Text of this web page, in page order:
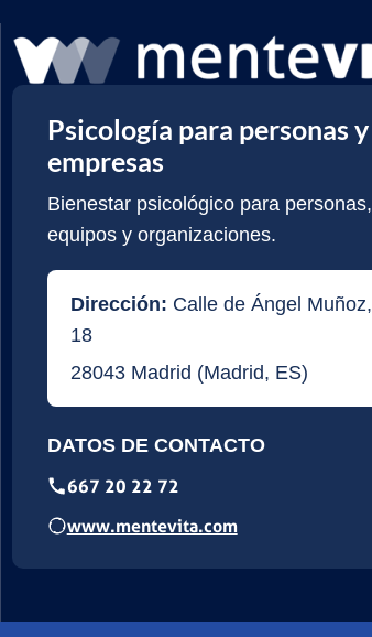
Psicología para personas y
empresas
Bienestar psicológico para personas,
equipos y organizaciones.
Dirección: Calle de Ángel Muñoz,
18
28043 Madrid (Madrid, ES)
DATOS DE CONTACTO
667 20 22 72
www.mentevita.com